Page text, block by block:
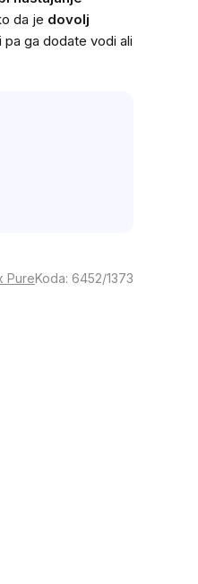
da je dovolj
ga dodate vodi ali
PureKoda: 6452/1373